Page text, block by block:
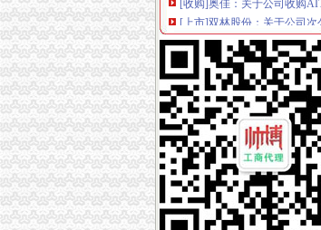
bourg)S.àr.l.、AITSUSInc.和
bourg)S.àr.l.、AITSUSInc.和
维业股份：广东广和律师事
方正证券-资讯
上海瑞亨琪钟表商业有限公
bourg)S.àr.l.、AITSUSInc.和
重庆金冠建筑工程有限公司
双林股份：上海市锦天城律
关于重庆阿泰可科技股份有
重庆普尼朗顿科技股份有限
长安汽车：2010年度公开增